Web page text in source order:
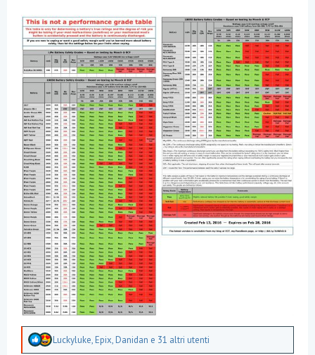
ALuckyluke, Epix, Danidan e 31 altri utenti